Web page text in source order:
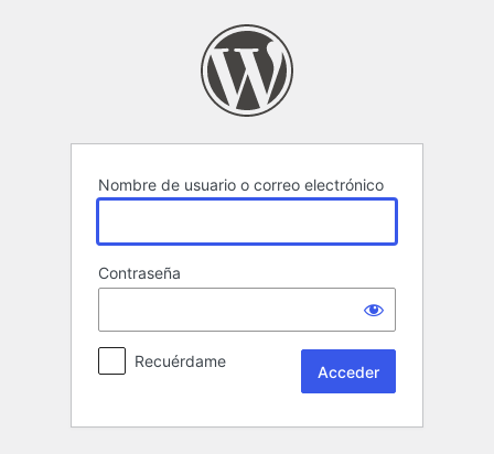
Nombre de usuario o correo electrónico
Contraseña
Recuérdame